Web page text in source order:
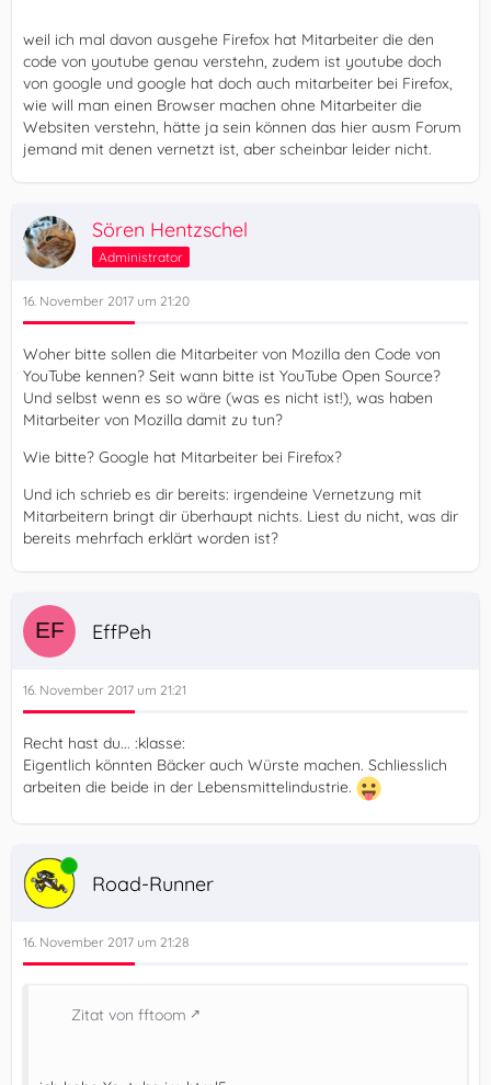
weil ich mal davon ausgehe Firefox hat Mitarbeiter die den
code von youtube genau verstehn, zudem ist youtube doch
von google und google hat doch auch mitarbeiter bei Firefox,
wie will man einen Browser machen ohne Mitarbeiter die
Websiten verstehn, hätte ja sein können das hier ausm Forum
jemand mit denen vernetzt ist, aber scheinbar leider nicht.
Sören Hentzschel
Administrator
16. November 2017 um 21:20
Woher bitte sollen die Mitarbeiter von Mozilla den Code von
YouTube kennen? Seit wann bitte ist YouTube Open Source?
Und selbst wenn es so wäre (was es nicht ist!), was haben
Mitarbeiter von Mozilla damit zu tun?
Wie bitte? Google hat Mitarbeiter bei Firefox?
Und ich schrieb es dir bereits: irgendeine Vernetzung mit
Mitarbeitern bringt dir überhaupt nichts. Liest du nicht, was dir
bereits mehrfach erklärt worden ist?
EffPeh
16. November 2017 um 21:21
Recht hast du... :klasse:
Eigentlich könnten Bäcker auch Würste machen. Schliesslich
arbeiten die beide in der Lebensmittelindustrie.
Online
Road-Runner
16. November 2017 um 21:28
Zitat von fftoom